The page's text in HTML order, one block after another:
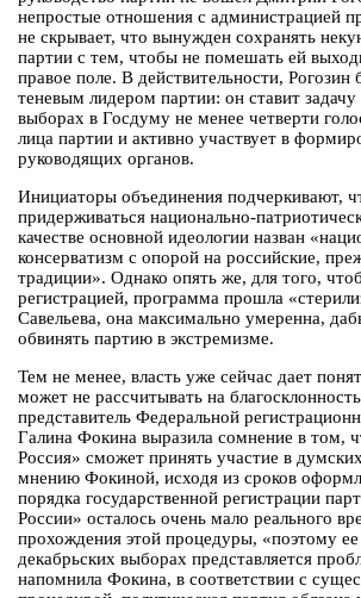
непростые отношения с администрацией
не скрывает, что вынужден сохранять
партии с тем, чтобы не помешать ей
правое поле. В действительности, Рогозин
теневым лидером партии: он ставит задачу
выборах в Госдуму не менее четверти
лица партии и активно участвует в
руководящих органов.
Инициаторы объединения подчеркивают,
придерживаться национально-
качестве основной идеологии назван
консерватизм с опорой на российские,
традиции». Однако опять же, для того,
регистрацией, программа прошла
Савельева, она максимально умеренна,
обвинять партию в экстремизме.
Тем не менее, власть уже сейчас дает
может не рассчитывать на
представитель Федеральной
Галина Фокина выразила сомнение в том,
Россия» сможет принять участие в
мнению Фокиной, исходя из сроков
порядка государственной регистрации
России» осталось очень мало реального
прохождения этой процедуры, «поэтому ее
декабрьских выборах представляется
напомнила Фокина, в соответствии с